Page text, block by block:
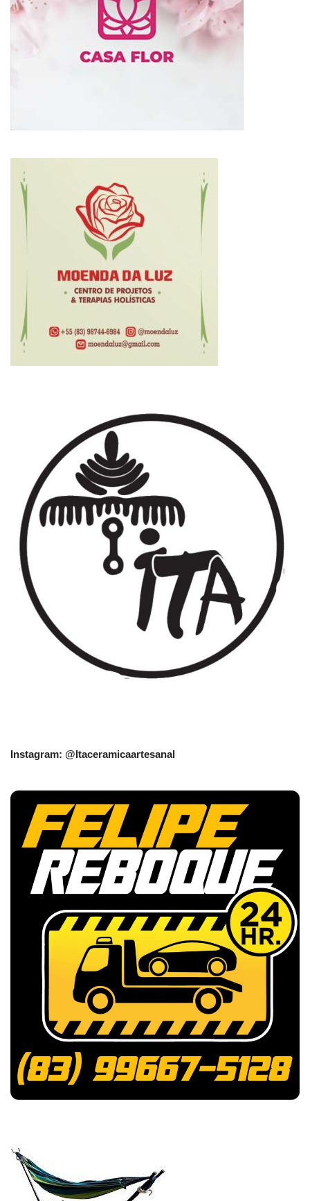
Instagram: @Itaceramicaartesanal